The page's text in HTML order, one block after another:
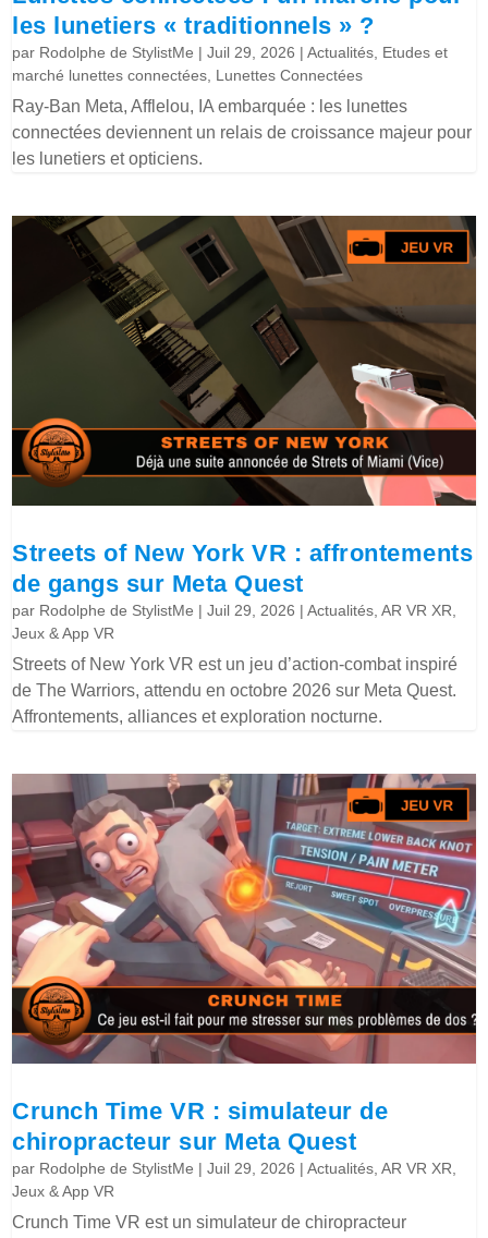
les lunetiers « traditionnels » ?
par Rodolphe de StylistMe |Juil 29, 2026 |Actualités Etudes et
marché lunettes connectées Lunettes Connectées
Ray-Ban Meta, Afflelou, IA embarquée : les lunettes
connectées deviennent un relais de croissance majeur pour
les lunetiers et opticiens.
Streets of New York VR : affrontements
de gangs sur Meta Quest
par Rodolphe de StylistMe |Juil 29, 2026 |Actualités ,AR VR XR
Jeux & App VR
Streets of New York VR est un jeu d’action-combat inspiré
de The Warriors, attendu en octobre 2026 sur Meta Quest.
Affrontements, alliances et exploration nocturne.
Crunch Time VR : simulateur de
chiropracteur sur Meta Quest
par Rodolphe de StylistMe |Juil 29, 2026 |Actualités ,AR VR XR
Jeux & App VR
Crunch Time VR est un simulateur de chiropracteur